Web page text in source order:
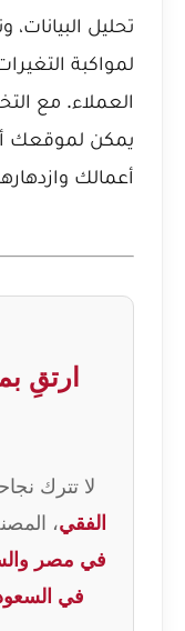
تحليل
لمواكبة
العملاء. مع
يمكن لموقعك
أعمالك
ارتقِ
لا تترك
الفقي،
في مصر
في